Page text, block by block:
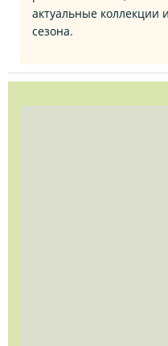
актуальные коллекции
сезона.